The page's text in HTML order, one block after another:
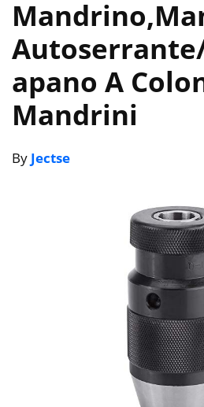
apano A
Mandrini
By Jectse